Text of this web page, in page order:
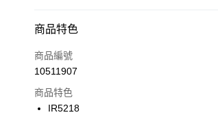
合作金庫商業銀行
華南商業銀行
上海商業儲蓄銀行
國泰世華商業銀行
LINE Pay
Apple Pay
商品特色
商品編號
10511907
商品特色
IR5218